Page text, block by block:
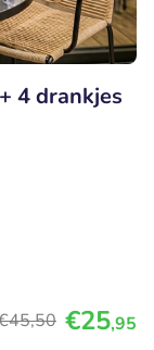
4 drankjes
,50 €25,95